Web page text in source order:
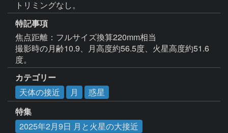
特記事項
焦点距離：フルサイズ換算220mm相当
撮影時の月齢10.9、月高度約56.5度、火星高度約51.6
度。
カテゴリー
天体の接近
月
惑星
特集
2025年2月9日 月と火星の大接近